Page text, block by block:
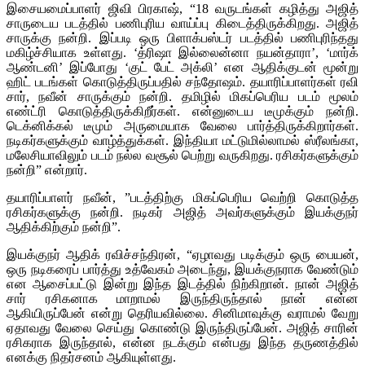
இசையமைப்பாளர் ஜிவி பிரகாஷ், “18 வருடங்கள் கழித்து அஜித்
சாருடைய படத்தில் பணிபுரிய வாய்ப்பு கிடைத்திருக்கிறது. அஜித்
சாருக்கு நன்றி. இப்படி ஒரு பிளாக்பஸ்டர் படத்தில் பணிபுரிந்தது
மகிழ்ச்சியாக உள்ளது. ‘த்ரிஷா இல்லைன்னா நயன்தாரா’, ‘மார்க்
ஆண்டனி’ இப்போது ‘குட் பேட் அக்லி’ என ஆதிக்குடன் மூன்று
ஹிட் படங்கள் கொடுத்திருப்பதில் சந்தோஷம். தயாரிப்பாளர்கள் ரவி
சார், நவீன் சாருக்கும் நன்றி. தமிழில் மிகப்பெரிய படம் மூலம்
எண்ட்ரி கொடுத்திருக்கிறீர்கள். என்னுடைய டீமுக்கும் நன்றி.
டெக்னிக்கல் டீமும் அருமையாக வேலை பார்த்திருக்கிறார்கள்.
நடிகர்களுக்கும் வாழ்த்துக்கள். இந்தியா மட்டுமில்லாமல் ஸ்ரீலங்கா,
மலேசியாவிலும் படம் நல்ல வசூல் பெற்று வருகிறது. ரசிகர்களுக்கும்
நன்றி” என்றார்.
தயாரிப்பாளர் நவீன், ”படத்திற்கு மிகப்பெரிய வெற்றி கொடுத்த
ரசிகர்களுக்கு நன்றி. நடிகர் அஜித் அவர்களுக்கும் இயக்குநர்
ஆதிக்கிற்கும் நன்றி”.
இயக்குநர் ஆதிக் ரவிச்சந்திரன், “ஏழாவது படிக்கும் ஒரு பையன்,
ஒரு நடிகரைப் பார்த்து உத்வேகம் அடைந்து, இயக்குநராக வேண்டும்
என ஆசைப்பட்டு இன்று இந்த இடத்தில் நிற்கிறான். நான் அஜித்
சார் ரசிகனாக மாறாமல் இருந்திருந்தால் நான் என்ன
ஆகியிருப்பேன் என்று தெரியவில்லை. சினிமாவுக்கு வராமல் வேறு
ஏதாவது வேலை செய்து கொண்டு இருந்திருப்பேன். அஜித் சாரின்
ரசிகராக இருந்தால், என்ன நடக்கும் என்பது இந்த தருணத்தில்
எனக்கு நிதர்சனம் ஆகியுள்ளது.